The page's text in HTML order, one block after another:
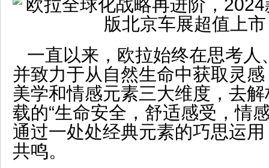
一直以来，欧拉始终在思考人
并致力于从自然生命中获取灵
美学和情感元素三大维度，去
载的“生命安全，舒适感受，情
通过一处处经典元素的巧思运
共鸣。